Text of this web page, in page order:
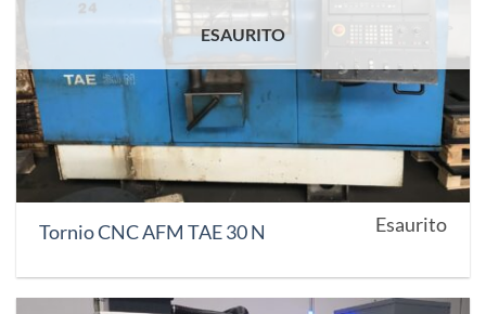
ESAURITO
Tornio CNC AFM TAE 30 N Esaurito